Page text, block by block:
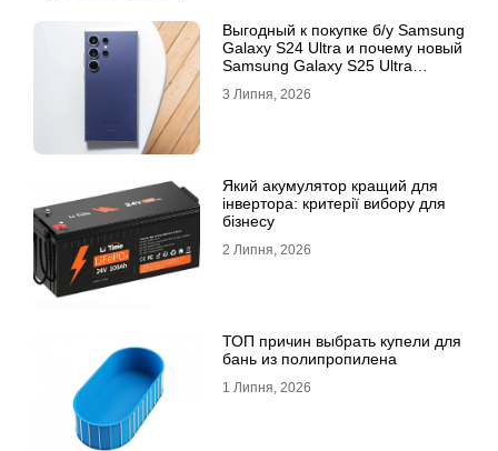
Выгодный к покупке б/у Samsung
Galaxy S24 Ultra и почему новый
Samsung Galaxy S25 Ultra
3 Липня, 2026
Який акумулятор кращий для
інвертора: критерії вибору для
бізнесу
2 Липня, 2026
ТОП причин выбрать купели для
бань из полипропилена
1 Липня, 2026